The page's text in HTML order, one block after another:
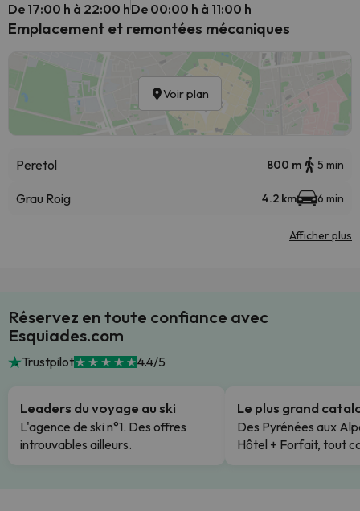
De 17:00 h à 22:00 hDe 00:00 h à 11:00 h
Emplacement et remontées mécaniques
Voir plan
Peretol 800 m 5 min
Grau Roig 4.2 km 6 min
Afficher plus
Réservez en toute confiance avec
Esquiades.com
Trustpilot 4.4/5
Leaders du voyage au ski
L'agence de ski n°1. Des offres
introuvables ailleurs.
Le plus grand
Des Pyrénées aux
Hôtel + Forfait, tout